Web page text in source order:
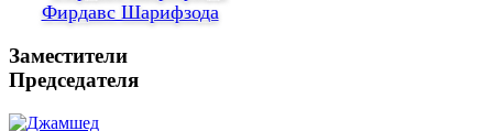
Фирдавс Шарифзода
Заместители
Председателя